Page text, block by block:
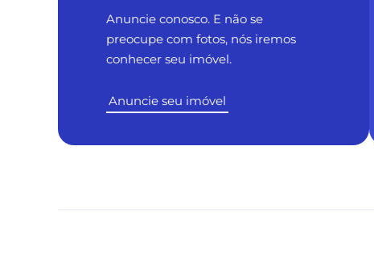
Anuncie conosco. E não se
preocupe com fotos, nós iremos
conhecer seu imóvel.
Anuncie seu imóvel